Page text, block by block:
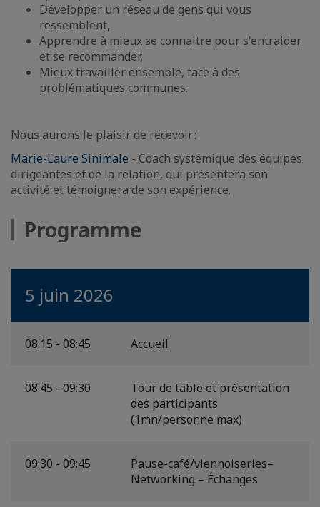
Développer un réseau de gens qui vous
ressemblent,
Apprendre à mieux se connaitre pour s'entraider
et se recommander,
Mieux travailler ensemble, face à des
problématiques communes.
Nous aurons le plaisir de recevoir :
Marie-Laure Sinimale - Coach systémique des équipes
dirigeantes et de la relation, qui présentera son
activité et témoignera de son expérience.
Programme
5 juin 2026
08:15 - 08:45 Accueil
08:45 - 09:30
Tour de table et présentation
des participants
(1mn/personne max)
09:30 - 09:45
Pause-café/viennoiseries–
Networking – Échanges